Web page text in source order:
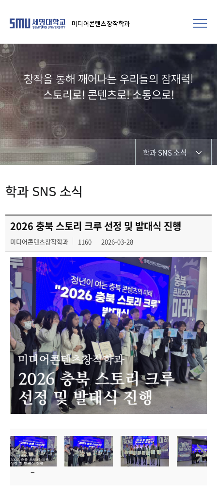
미디어콘텐츠창작학과
창작을 통해 깨어나는 우리들의 잠재력!​
스토리로! 콘텐츠로! 소통으로!
학과 SNS 소식
학과 SNS 소식
미디어 정보통
학과 SNS 소식
2026 충북 스토리 크루 선정 및 발대식 진행
미디어콘텐츠창작학과 1160 2026-03-28